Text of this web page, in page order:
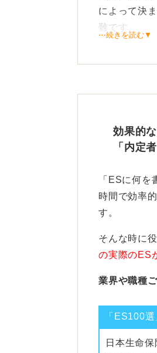
によって決
難です。
ESの選考
てその経験
このインタ
っても大き
⋯続きを読む▼
効果的
「内定
「ESに何
時間で効率
す。
そんな時に
の実際のES
業界や職種
「ES100
日本生命